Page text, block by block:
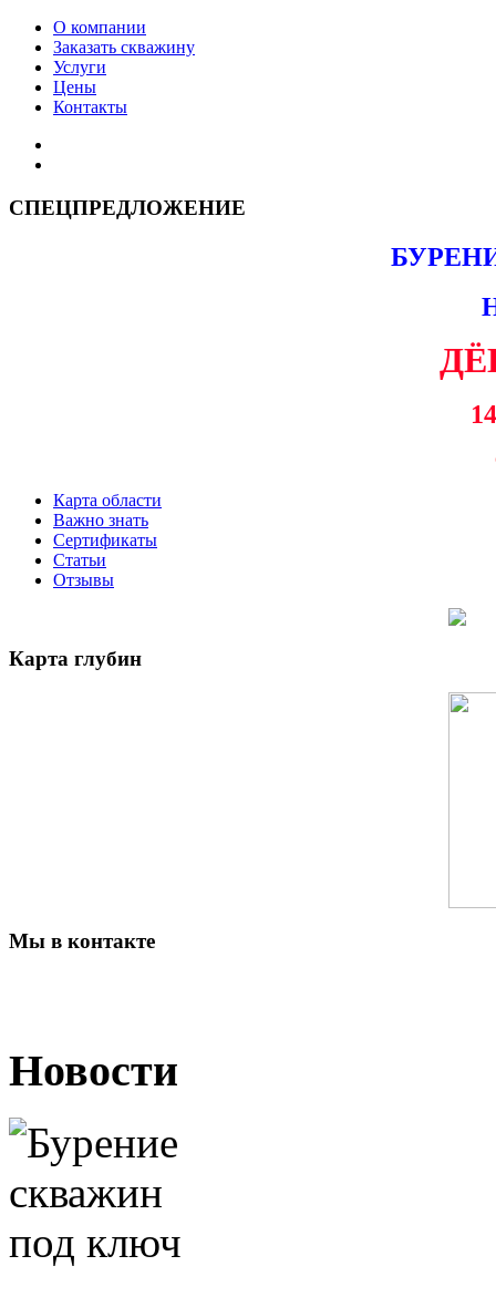
О компании
Заказать скважину
Услуги
Цены
Контакты
СПЕЦПРЕДЛОЖЕНИЕ
Карта области
Важно знать
Сертификаты
Статьи
Отзывы
Карта глубин
Мы в контакте
Новости